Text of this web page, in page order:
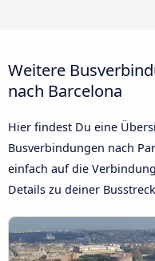
Weitere
nach Barcelona
Hier findest Du eine
Busverbindungen nach
einfach auf die
Details zu deiner